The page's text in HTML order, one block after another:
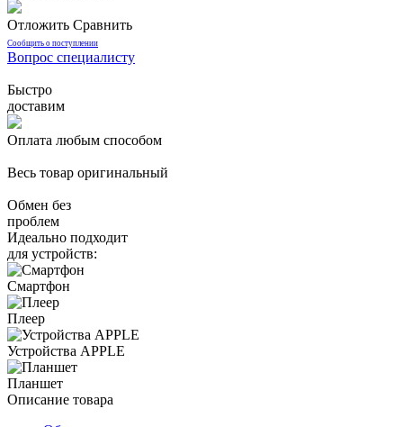
Отложить Сравнить
Сообщить о поступлении
Вопрос специалисту
Быстро
доставим
Оплата любым способом
Весь товар оригинальный
Обмен без
проблем
Идеально подходит
для устройств:
Смартфон
Плеер
Устройства APPLE
Планшет
Описание товара